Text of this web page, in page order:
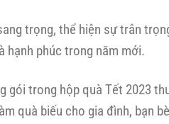
trọng, thể hiện sự trân
hạnh phúc trong năm mới.
gói trong hộp quà Tết 2023
quà biếu cho gia đình, bạn